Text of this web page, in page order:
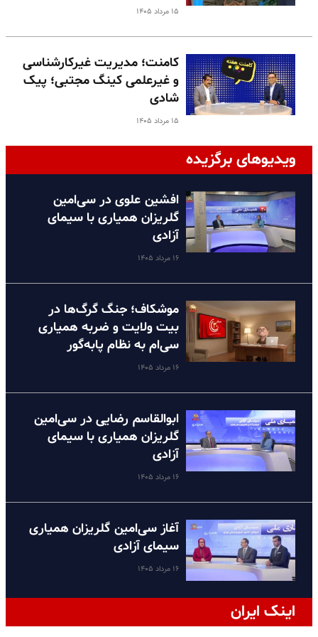
۱۵ مرداد ۱۴۰۵
کامنت؛ مدیریت غیرکارشناسی
و غیرعلمی کینگ مجتبی؛ پیک
شادی
۱۵ مرداد ۱۴۰۵
ویدیوهای برگزیده
افشین علوی در سی‌امین
گلریزان همیاری با سیمای
آزادی
۱۶ مرداد ۱۴۰۵
موشکاف؛ جنگ گرگ‌ها در
بیت ولایت و ضربه همیاری
سی‌ام به نظام پا‌به‌گور
۱۶ مرداد ۱۴۰۵
ابوالقاسم رضایی در سی‌امین
گلریزان همیاری با سیمای
آزادی
۱۶ مرداد ۱۴۰۵
آغاز سی‌امین گلریزان همیاری
سیمای آزادی
۱۶ مرداد ۱۴۰۵
اینک ایران